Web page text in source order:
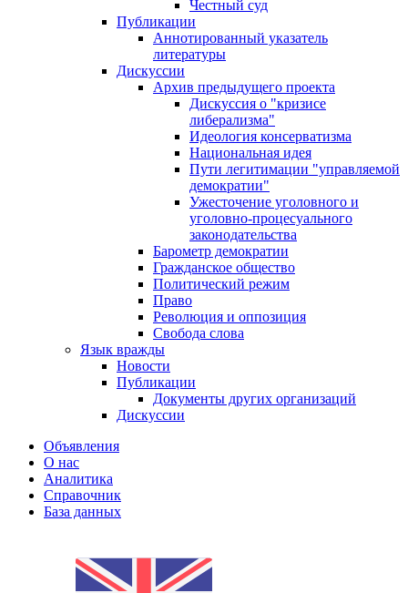
Честный суд
Публикации
Аннотированный указатель
литературы
Дискуссии
Архив предыдущего проекта
Дискуссия о "кризисе
либерализма"
Идеология консерватизма
Национальная идея
Пути легитимации "управляемой
демократии"
Ужесточение уголовного и
уголовно-процесуального
законодательства
Барометр демократии
Гражданское общество
Политический режим
Право
Революция и оппозиция
Свобода слова
Язык вражды
Новости
Публикации
Документы других организаций
Дискуссии
Объявления
О нас
Аналитика
Справочник
База данных